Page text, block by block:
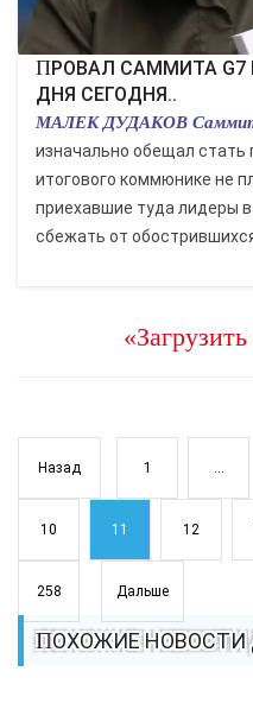
ПРОВАЛ САММИТА G7 В КАНАДЕ - НОВОСТИ
ДНЯ СЕГОДНЯ..
МАЛЕК ДУДАКОВ Саммит
изначально обещал
итогового коммюнике не
приехавшие туда лидеры
сбежать от обострившихся
Назад 1 ...
10 11 12
258 Дальше
ПОХОЖИЕ НОВОСТИ